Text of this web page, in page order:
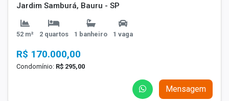
Jardim Samburá, Bauru - SP
52 m² 2 quartos 1 banheiro 1 vaga
R$ 170.000,00
Condomínio: R$ 295,00
Mensagem